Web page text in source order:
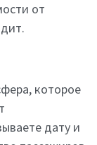
от
которое
дату и